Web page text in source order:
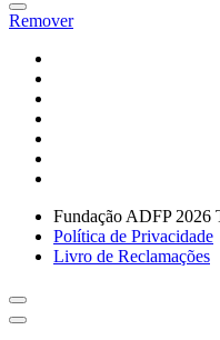
Remover
Fundação ADFP 2026
Política de Privacidade
Livro de Reclamações